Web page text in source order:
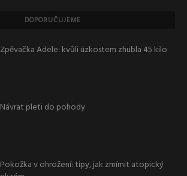
DOPORUČUJEME
Zpěvačka Adele: kvůli úzkostem zhubla 45 kilo
Návrat pleti do pohody
Pokožka v ohrožení: tipy, jak zmírnit atopický